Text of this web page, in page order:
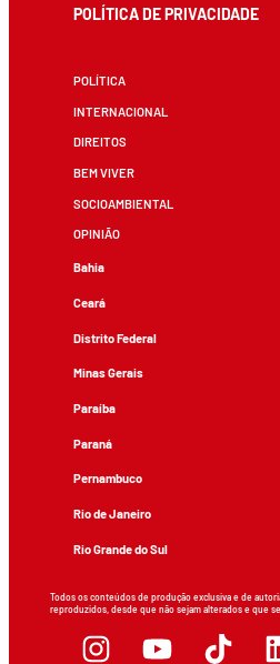
POLÍTICA DE PRIVACIDADE
POLÍTICA
INTERNACIONAL
DIREITOS
BEM VIVER
SOCIOAMBIENTAL
OPINIÃO
Bahia
Ceará
Distrito Federal
Minas Gerais
Paraíba
Paraná
Pernambuco
Rio de Janeiro
Rio Grande do Sul
Todos os conteúdos de produção exclusiva e de
reproduzidos, desde que não sejam alterados e que